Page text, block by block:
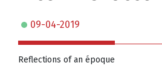
09-04-2019
Reflections of an époque